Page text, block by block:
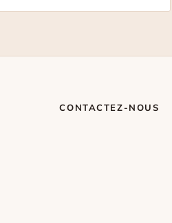
CONTACTEZ-NOUS